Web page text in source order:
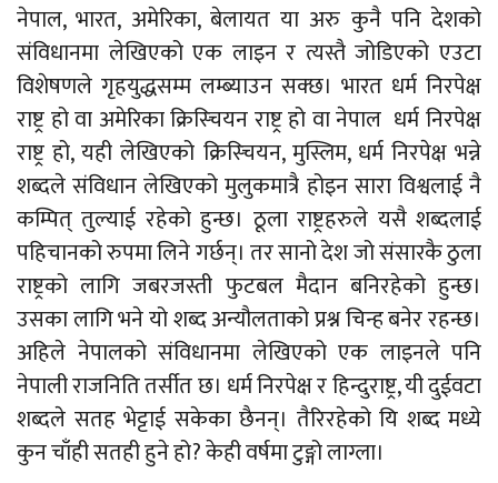
नेपाल, भारत, अमेरिका, बेलायत या अरु कुनै पनि देशको
संविधानमा लेखिएको एक लाइन र त्यस्तै जोडिएको एउटा
विशेषणले गृहयुद्धसम्म लम्ब्याउन सक्छ। भारत धर्म निरपेक्ष
राष्ट्र हो वा अमेरिका क्रिस्चियन राष्ट्र हो वा नेपाल धर्म निरपेक्ष
राष्ट्र हो, यही लेखिएको क्रिस्चियन, मुस्लिम, धर्म निरपेक्ष भन्ने
शब्दले संविधान लेखिएको मुलुकमात्रै होइन सारा विश्वलाई नै
कम्पित् तुल्याई रहेको हुन्छ। ठूला राष्ट्रहरुले यसै शब्दलाई
पहिचानको रुपमा लिने गर्छन्। तर सानो देश जो संसारकै ठुला
राष्ट्रको लागि जबरजस्ती फुटबल मैदान बनिरहेको हुन्छ।
उसका लागि भने यो शब्द अन्यौलताको प्रश्न चिन्ह बनेर रहन्छ।
अहिले नेपालको संविधानमा लेखिएको एक लाइनले पनि
नेपाली राजनिति तर्सीत छ। धर्म निरपेक्ष र हिन्दुराष्ट्र, यी दुईवटा
शब्दले सतह भेट्टाई सकेका छैनन्। तैरिरहेको यि शब्द मध्ये
कुन चाँही सतही हुने हो? केही वर्षमा टुङ्गो लाग्ला।